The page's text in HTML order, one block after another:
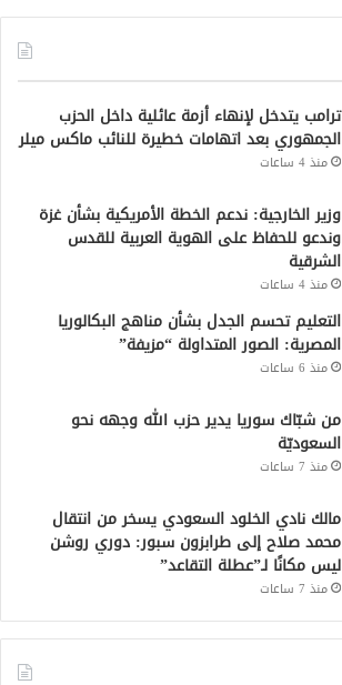
ترامب يتدخل لإنهاء أزمة عائلية داخل الحزب
الجمهوري بعد اتهامات خطيرة للنائب ماكس ميلر
منذ 4 ساعات
وزير الخارجية: ندعم الخطة الأمريكية بشأن غزة
وندعو للحفاظ على الهوية العربية للقدس
الشرقية
منذ 4 ساعات
التعليم تحسم الجدل بشأن مناهج البكالوريا
المصرية: الصور المتداولة “مزيفة”
منذ 6 ساعات
من شبّاك سوريا يدير حزب الله وجهه نحو
السعوديّة
منذ 7 ساعات
مالك نادي الخلود السعودي يسخر من انتقال
محمد صلاح إلى طرابزون سبور: دوري روشن
ليس مكانًا لـ”عطلة التقاعد”
منذ 7 ساعات